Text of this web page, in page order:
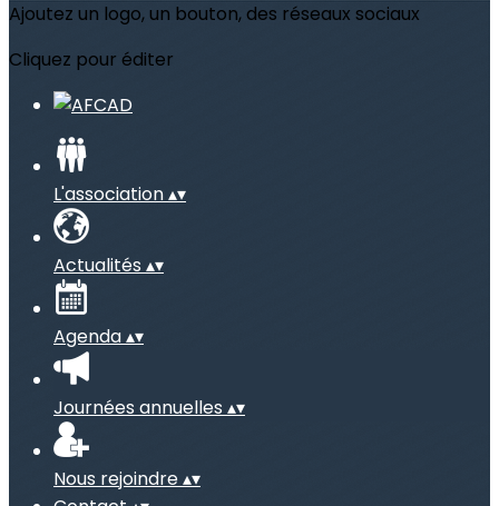
Ajoutez un logo, un bouton, des réseaux sociaux
Cliquez pour éditer
L'association▴▾
Actualités ▴▾
Agenda▴▾
Journées annuelles ▴▾
Nous rejoindre▴▾